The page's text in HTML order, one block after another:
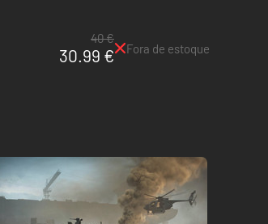
40 €
30.99 € Fora de estoque